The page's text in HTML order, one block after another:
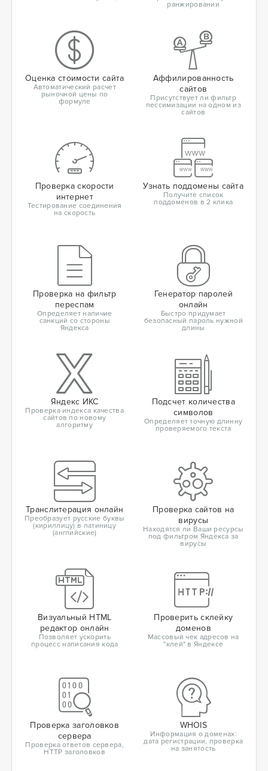
ранжировании
Оценка стоимости сайта
Автоматический расчет
рыночной цены по
формуле
Аффилированность
сайтов
Присутствует ли фильтр
пессимизации на одном из
сайтов
Проверка скорости
интернет
Тестирование соединения
на скорость
Узнать поддомены сайта
Получите список
поддоменов в 2 клика
Проверка на фильтр
переспам
Определяет наличие
санкций со стороны
Яндекса
Генератор паролей
онлайн
Быстро придумает
безопасный пароль нужной
длины
Яндекс ИКС
Проверка индекса качества
сайтов по новому
алгоритму
Подсчет количества
символов
Определяет точную длинну
проверяемого текста
Транслитерация онлайн
Преобразует русские буквы
(кириллицу) в латиницу
(английские)
Проверка сайтов на
вирусы
Находятся ли Ваши ресурсы
под фильтром Яндекса за
вирусы
Визуальный HTML
редактор онлайн
Позволяет ускорить
процесс написания кода
Проверить склейку
доменов
Массовый чек адресов на
"клей" в Яндексе
Проверка заголовков
сервера
Проверка ответов сервера,
HTTP заголовков
WHOIS
Информация о доменах:
дата регистрации, проверка
на занятость